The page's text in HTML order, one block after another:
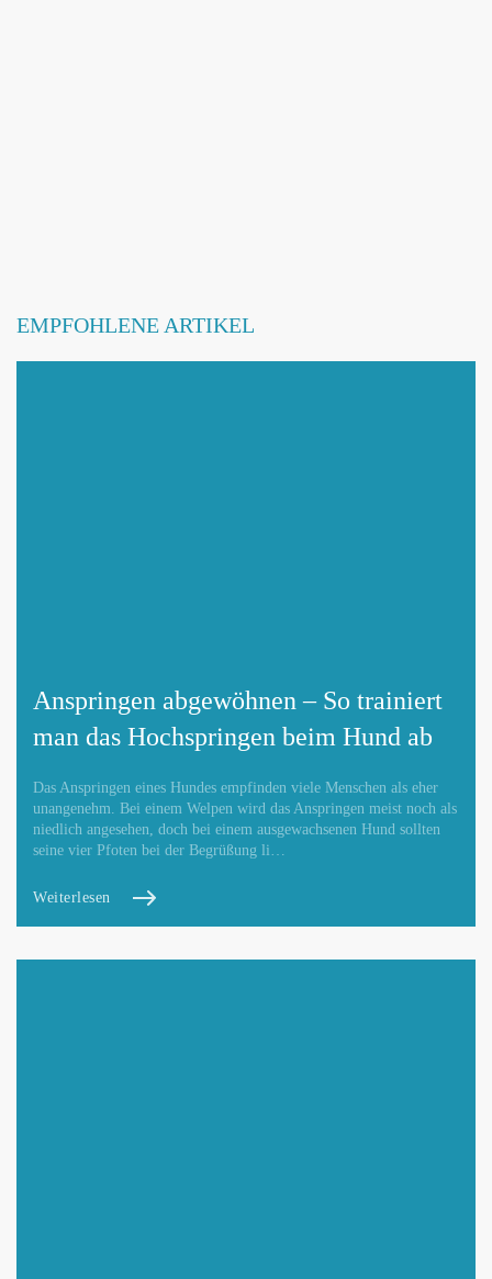
EMPFOHLENE ARTIKEL
Anspringen abgewöhnen – So trainiert
man das Hochspringen beim Hund ab
Das Anspringen eines Hundes empfinden viele Menschen als eher
unangenehm. Bei einem Welpen wird das Anspringen meist noch als
niedlich angesehen, doch bei einem ausgewachsenen Hund sollten
seine vier Pfoten bei der Begrüßung li…
Weiterlesen